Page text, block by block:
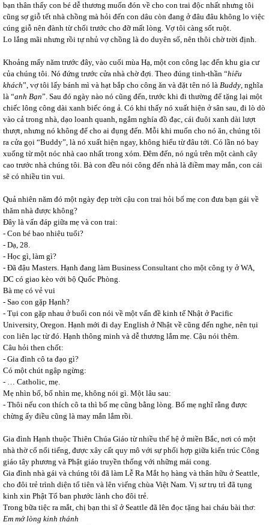
bạn thân thấy con bé dễ thương muốn đón về cho con trai độc nhất nhưng tôi
cũng sợ giỗ tết nhà chồng mà hỏi đến con dâu còn đang ở đâu đâu không lo việc
cúng giỗ nên đành từ chối trước cho đỡ mất lòng. Vợ tôi càng sốt ruột.
Lo lắng mãi nhưng rồi tự nhủ vợ chồng là do duyên số, nên thôi chờ trời định.
Khoảng mấy năm trước đây, vào cuối mùa Hạ, một con công lạc đến khu gia cư
của chúng tôi. Nó đứng trước cửa nhà chờ đợi. Theo đúng tinh-thần “hiếu
khách”, vợ tôi lấy bánh mì và hạt bắp cho công ăn và đặt tên nó là Buddy, nghĩa
là “anh Bạn”. Sau đó ngày nào nó cũng đến, trước khi đi thường để tặng lại một
chiếc lông công dài xanh biếc óng ả. Có khi thấy nó xuất hiện ở sân sau, đi lò dò
vào cả trong nhà, dạo loanh quanh, ngắm nghía đồ đạc, cái đuôi xanh dài lượt
thượt, nhưng nó không để cho ai đụng đến. Mỗi khi muốn cho nó ăn, chúng tôi
ra cửa gọi “Buddy”, là nó xuất hiện ngay, không hiểu từ đâu tới. Có lần nó bay
xuống từ một nóc nhà cao nhất trong xóm. Đêm đến, nó ngủ trên một cành cây
cao trước nhà chúng tôi. Bà con đều nói công đến nhà là điềm may mắn, con cái
sẽ có nhiều tin vui.
Quả nhiên năm đó một ngày đẹp trời cậu con trai hỏi bố mẹ con đưa bạn gái về
thăm nhà được không?
Đây là vấn đáp giữa mẹ và con trai:
- Con bé bao nhiêu tuổi?
- Dạ, 28.
- Học gì, làm gì?
- Đã đậu Masters. Hạnh đang làm Business Consultant cho một công ty ở WA,
DC có giao kèo với bộ Quốc Phòng.
Bà mẹ có vẻ vui
- Sao con gặp Hạnh?
- Tụi con gặp nhau ở buổi con nói về một vấn đề kinh tế Nhật ở Pacific
University, Oregon. Hạnh mới đi dạy English ở Nhật về cũng đến nghe, nên tụi
con liên lạc từ đó. Hạnh thông minh và dễ thương lắm mẹ. Cậu nói thêm.
Câu hỏi then chốt:
- Gia đình cô ta đạo gì?
Có một chút ngập ngừng:
- … Catholic, mẹ.
Mẹ nhìn bố, bố nhìn mẹ, không nói gì. Một lâu sau:
- Thôi nếu con thích cô ta thì bố mẹ cũng bằng lòng. Bố mẹ nghĩ rằng được
chừng ấy điều cũng là may mắn lắm rồi.
Gia đình Hạnh thuộc Thiên Chúa Giáo từ nhiều thế hệ ở miền Bắc, nơi có một
nhà thờ cổ nổi tiếng, được xây cất quy mô với sự phối hợp giữa kiến trúc Công
giáo tây phương và Phật giáo truyền thống với những mái cong.
Gia đình nhà gái và chúng tôi đã làm Lễ Ra Mắt họ hàng và thân hữu ở Seattle,
cho đôi trẻ trình diện tổ tiên và lên viếng chùa Việt Nam. Vị sư trụ trì đã tụng
kinh xin Phật Tổ ban phước lành cho đôi trẻ.
Trong bữa tiệc ra mắt, chị bạn thi sĩ ở Seattle đã lên đọc tặng hai cháu bài thơ:
Em mở lòng kinh thánh